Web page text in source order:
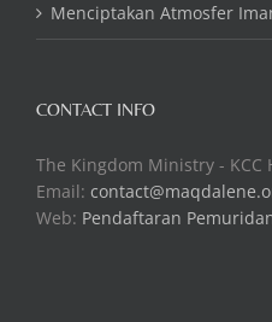
Menciptakan Atmosfer
CONTACT INFO
The Kingdom Ministry - KCC
Email:
Web: Pendaftaran